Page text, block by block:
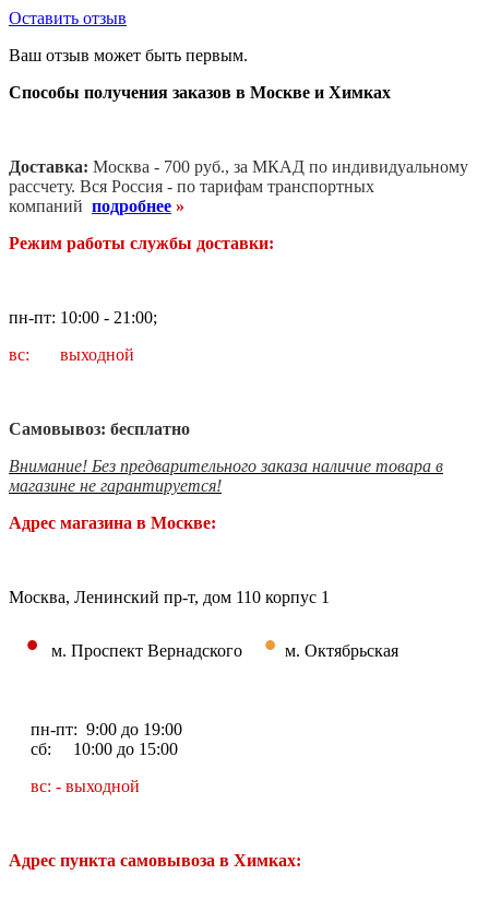
Оставить отзыв
Ваш отзыв может быть первым.
Способы получения заказов в Москве и Химках
Доставка: Москва - 700 руб., за МКАД по индивидуальному
рассчету. Вся Россия - по тарифам транспортных
компаний подробнее »
Режим работы службы доставки:
пн-пт: 10:00 - 21:00;
вс: выходной
Самовывоз: бесплатно
Внимание! Без предварительного заказа наличие товара в
магазине не гарантируется!
Адрес магазина в Москве:
Москва, Ленинский пр-т, дом 110 корпус 1
• м. Проспект Вернадского • м. Октябрьская
пн-пт: 9:00 до 19:00
сб: 10:00 до 15:00
вс: - выходной
Адрес пункта самовывоза в Химках: